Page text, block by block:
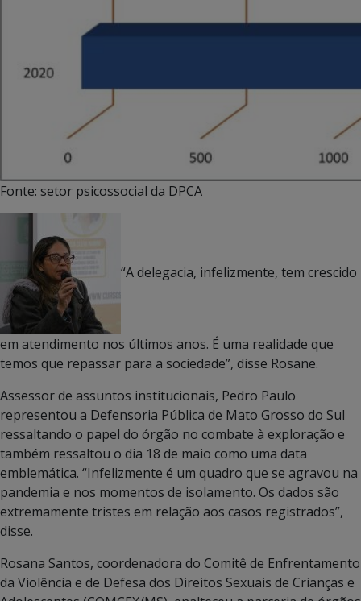
Fonte: setor psicossocial da DPCA
“A delegacia, infelizmente, tem crescido
em atendimento nos últimos anos. É uma realidade que
temos que repassar para a sociedade”, disse Rosane.
Assessor de assuntos institucionais, Pedro Paulo
representou a Defensoria Pública de Mato Grosso do Sul
ressaltando o papel do órgão no combate à exploração e
também ressaltou o dia 18 de maio como uma data
emblemática. “Infelizmente é um quadro que se agravou na
pandemia e nos momentos de isolamento. Os dados são
extremamente tristes em relação aos casos registrados”,
disse.
Rosana Santos, coordenadora do Comitê de Enfrentamento
da Violência e de Defesa dos Direitos Sexuais de Crianças e